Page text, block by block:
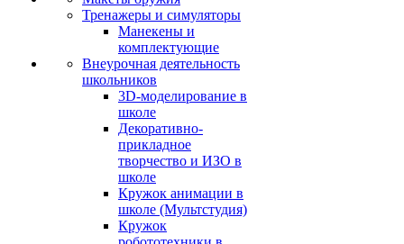
Тренажеры и симуляторы
Манекены и
комплектующие
Внеурочная деятельность
школьников
3D-моделирование в
школе
Декоративно-
прикладное
творчество и ИЗО в
школе
Кружок анимации в
школе (Мультстудия)
Кружок